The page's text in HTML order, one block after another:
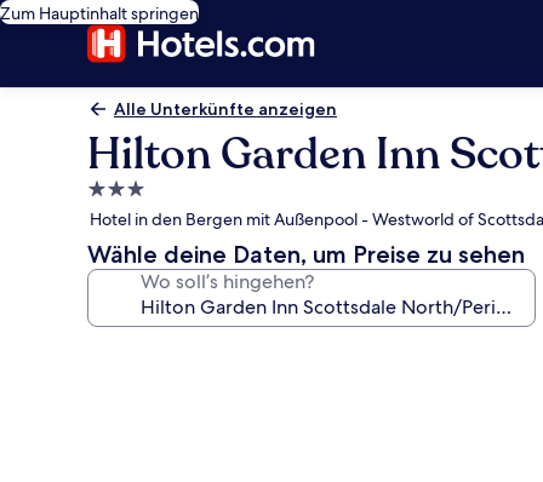
Zum Hauptinhalt springen
Alle Unterkünfte anzeigen
Hilton Garden Inn
3.0-
Sterne-
Unterkunft
Hotel in den Bergen mit Außenpool - Westworld of
Wähle deine Daten, um Preise zu sehen
Wo soll’s hingehen?